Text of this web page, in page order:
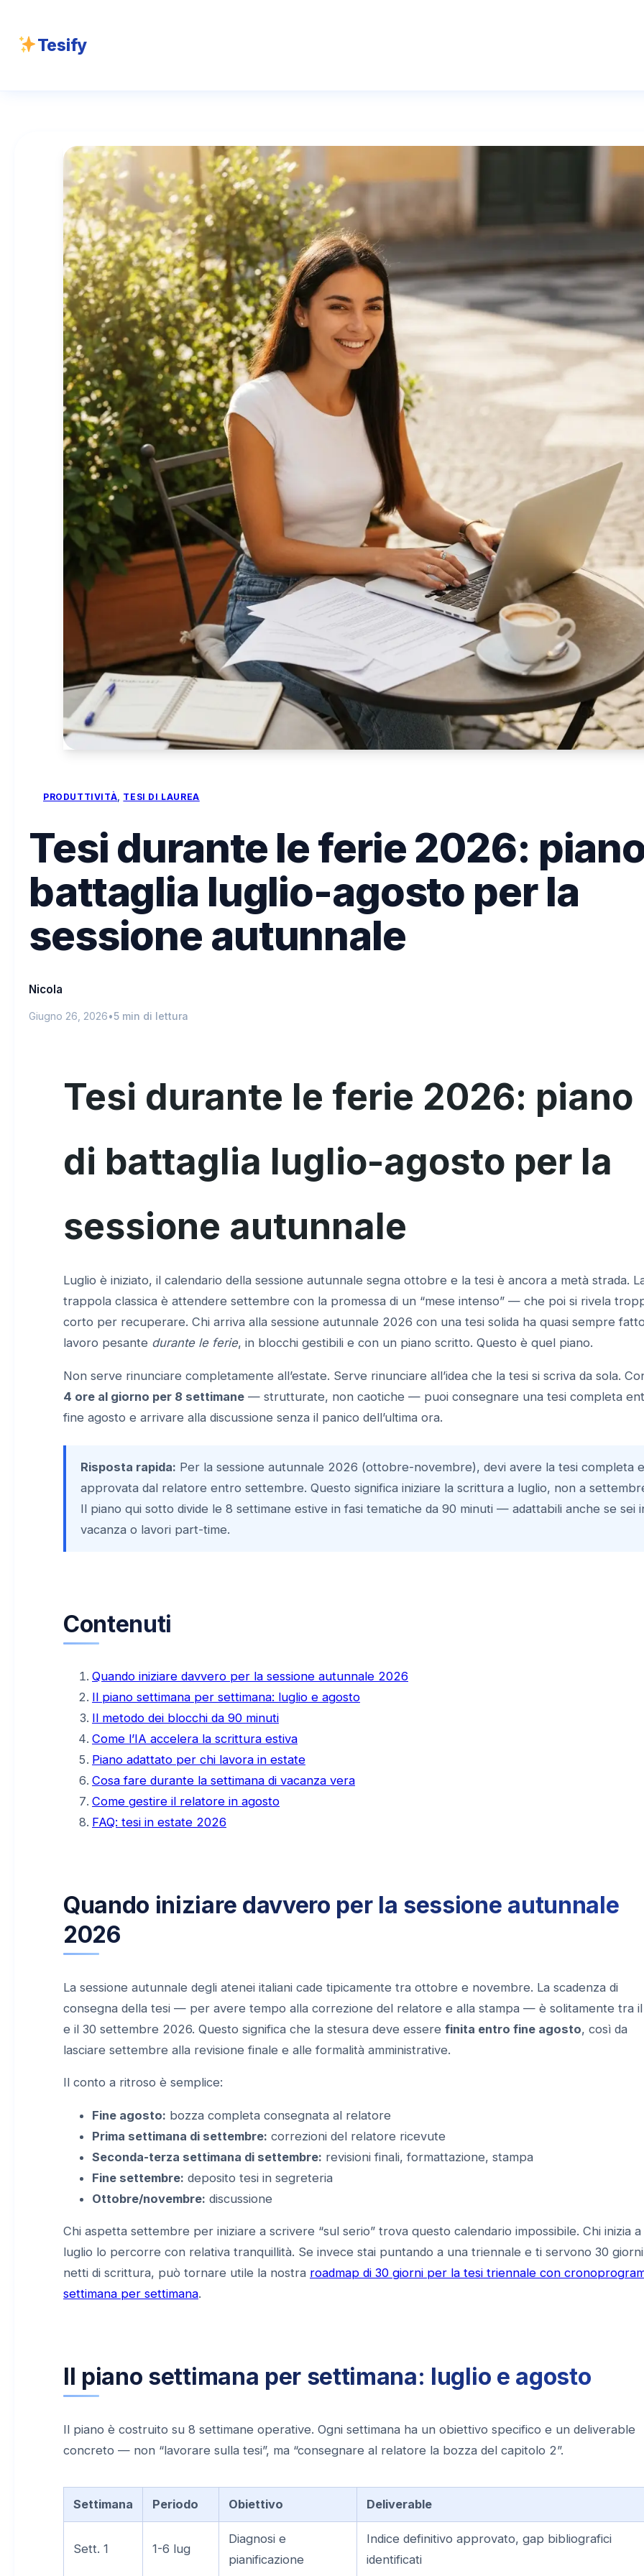
Tesify
PRODUTTIVITÀ, TESI DI LAUREA
Tesi durante le ferie 2026:
battaglia luglio-agosto per la
sessione autunnale
Nicola
Giugno 26, 2026•5 min di lettura
Tesi durante le ferie 2026: piano
di battaglia luglio-agosto per la
sessione autunnale
Luglio è iniziato, il calendario della sessione autunnale segna ottobre e la tesi è ancora a metà strada.
trappola classica è attendere settembre con la promessa di un “mese intenso” — che poi si rivela
corto per recuperare. Chi arriva alla sessione autunnale 2026 con una tesi solida ha quasi sempre
lavoro pesante durante le ferie, in blocchi gestibili e con un piano scritto. Questo è quel piano.
Non serve rinunciare completamente all’estate. Serve rinunciare all’idea che la tesi si scriva da sola.
4 ore al giorno per 8 settimane — strutturate, non caotiche — puoi consegnare una tesi completa
fine agosto e arrivare alla discussione senza il panico dell’ultima ora.
Risposta rapida: Per la sessione autunnale 2026 (ottobre-novembre), devi avere la tesi completa e
approvata dal relatore entro settembre. Questo significa iniziare la scrittura a luglio, non a
Il piano qui sotto divide le 8 settimane estive in fasi tematiche da 90 minuti — adattabili anche se sei
vacanza o lavori part-time.
Contenuti
Quando iniziare davvero per la sessione autunnale 2026
Il piano settimana per settimana: luglio e agosto
Il metodo dei blocchi da 90 minuti
Come l’IA accelera la scrittura estiva
Piano adattato per chi lavora in estate
Cosa fare durante la settimana di vacanza vera
Come gestire il relatore in agosto
FAQ: tesi in estate 2026
Quando iniziare davvero per la sessione autunnale
2026
La sessione autunnale degli atenei italiani cade tipicamente tra ottobre e novembre. La scadenza di
consegna della tesi — per avere tempo alla correzione del relatore e alla stampa — è solitamente tra il
e il 30 settembre 2026. Questo significa che la stesura deve essere finita entro fine agosto, così da
lasciare settembre alla revisione finale e alle formalità amministrative.
Il conto a ritroso è semplice:
Fine agosto: bozza completa consegnata al relatore
Prima settimana di settembre: correzioni del relatore ricevute
Seconda-terza settimana di settembre: revisioni finali, formattazione, stampa
Fine settembre: deposito tesi in segreteria
Ottobre/novembre: discussione
Chi aspetta settembre per iniziare a scrivere “sul serio” trova questo calendario impossibile. Chi inizia a
luglio lo percorre con relativa tranquillità. Se invece stai puntando a una triennale e ti servono 30 giorni
netti di scrittura, può tornare utile la nostra roadmap di 30 giorni per la tesi triennale con
settimana per settimana.
Il piano settimana per settimana: luglio e agosto
Il piano è costruito su 8 settimane operative. Ogni settimana ha un obiettivo specifico e un deliverable
concreto — non “lavorare sulla tesi”, ma “consegnare al relatore la bozza del capitolo 2”.
Settimana Periodo Obiettivo Deliverable
Sett. 1 1-6 lug
Diagnosi e
pianificazione
Indice definitivo approvato, gap bibliografici
identificati